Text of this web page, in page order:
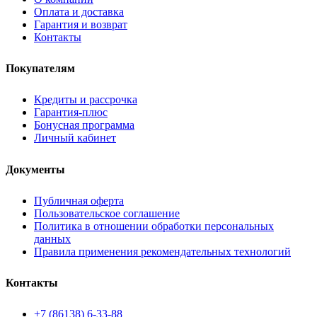
Оплата и доставка
Гарантия и возврат
Контакты
Покупателям
Кредиты и рассрочка
Гарантия-плюс
Бонусная программа
Личный кабинет
Документы
Публичная оферта
Пользовательское соглашение
Политика в отношении обработки персональных
данных
Правила применения рекомендательных технологий
Контакты
+7 (86138) 6-33-88